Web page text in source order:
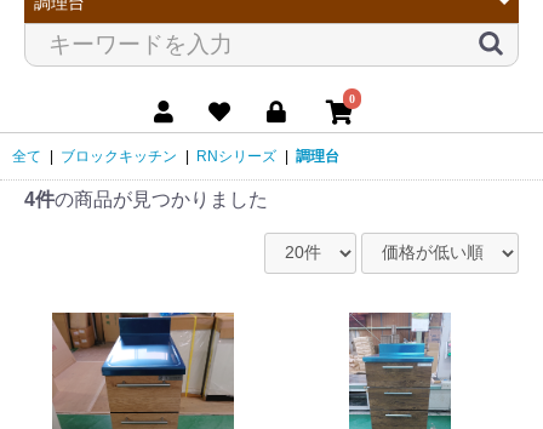
0
全て ブロックキッチン RNシリーズ 調理台
4件の商品が見つかりました